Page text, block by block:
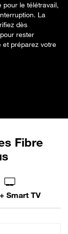
pour le télétravail,
La
dès
rester
et préparez votre
Fibre
Smart TV